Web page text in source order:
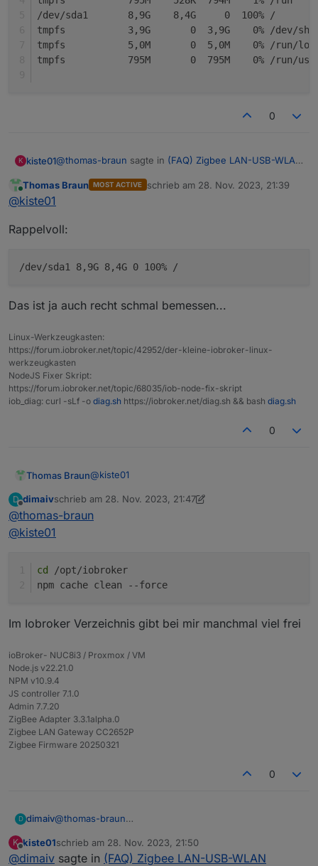
/dev/sda1       8,9G    8,4G     0  100% /
tmpfs           3,9G       0  3,9G    0% /dev/shm
tmpfs           5,0M       0  5,0M    0% /run/
tmpfs           795M       0  795M    0% /run/
0
K kiste01@thomas-braun sagte in (FAQ) Zigbee LAN-USB-WLAN
pi@iobroker:~$ df -h
udev            3,9G       0  3,9G    0% /dev
tmpfs           3,9G       0  3,9G    0% /dev/
Online
Thomas Braun MOST ACTIVE schrieb am 28. Nov. 2023, 21:39
zuletzt editiert von
@kiste01
Rappelvoll:
/dev/sda1 8,9G 8,4G 0 100% /
Das ist ja auch recht schmal bemessen...
Linux-Werkzeugkasten:
https://forum.iobroker.net/topic/42952/der-kleine-iobroker-linux-
werkzeugkasten
NodeJS Fixer Skript:
https://forum.iobroker.net/topic/68035/iob-node-fix-skript
iob_diag: curl -sLf -o diag.sh https://iobroker.net/diag.sh && bash diag.sh
0
Thomas Braun@kiste01
Rappelvoll:
D
Offline
dimaivschrieb am 28. Nov. 2023, 21:47
zuletzt editiert von dimaiv
@thomas-braun
@kiste01
cd
/opt/iobroker
npm cache clean --force
Im Iobroker Verzeichnis gibt bei mir manchmal viel frei
ioBroker- NUC8i3 / Proxmox / VM
Node.js v22.21.0
NPM v10.9.4
JS controller 7.1.0
Admin 7.7.20
ZigBee Adapter 3.3.1alpha.0
Zigbee LAN Gateway CC2652P
Zigbee Firmware 20250321
0
D dimaiv@thomas-braun
cd /opt/iobroker
K
Offline
kiste01schrieb am 28. Nov. 2023, 21:50
zuletzt editiert von
@dimaiv sagte in (FAQ) Zigbee LAN-USB-WLAN